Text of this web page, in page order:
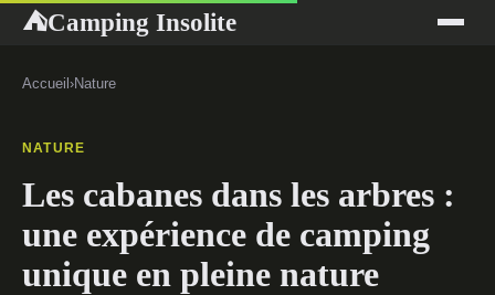
⛺Camping Insolite
Accueil ›Nature
NATURE
Les cabanes dans les arbres :
une expérience de camping
unique en pleine nature